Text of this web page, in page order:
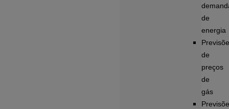
de
energia
de
preços
de
gás